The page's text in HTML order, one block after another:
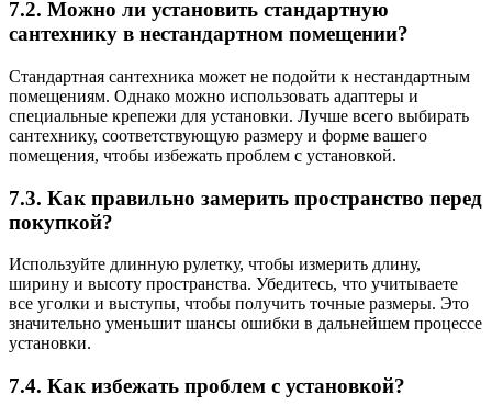
7.2. Можно ли установить стандартную
сантехнику в нестандартном помещении?
Стандартная сантехника может не подойти к нестандартным
помещениям. Однако можно использовать адаптеры и
специальные крепежи для установки. Лучше всего выбирать
сантехнику, соответствующую размеру и форме вашего
помещения, чтобы избежать проблем с установкой.
7.3. Как правильно замерить пространство перед
покупкой?
Используйте длинную рулетку, чтобы измерить длину,
ширину и высоту пространства. Убедитесь, что учитываете
все уголки и выступы, чтобы получить точные размеры. Это
значительно уменьшит шансы ошибки в дальнейшем процессе
установки.
7.4. Как избежать проблем с установкой?